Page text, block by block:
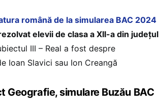
română de la simularea BAC 2024
elevii de clasa a XII-a din județul
III – Real a fost despre
Ioan Slavici sau Ion Creangă
Geografie, simulare Buzău BAC